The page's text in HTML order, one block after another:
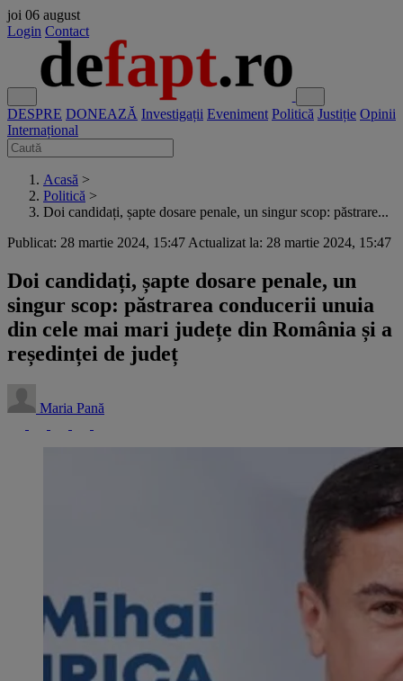
joi 06 august
Login Contact
DESPRE DONEAZĂ Investigații Eveniment Politică Justiție Opinii
Internațional
Acasă >
Politică >
Doi candidați, șapte dosare penale, un singur scop: păstrare...
Publicat: 28 martie 2024, 15:47 Actualizat la: 28 martie 2024, 15:47
Doi candidați, șapte dosare penale, un
singur scop: păstrarea conducerii unuia
din cele mai mari județe din România și a
reședinței de județ
Maria Pană